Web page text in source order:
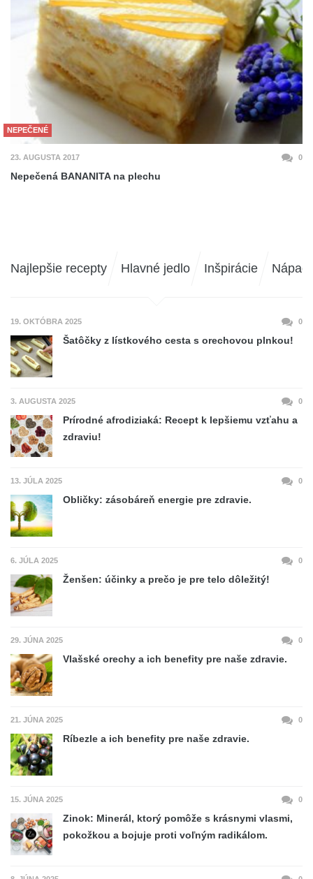
NEPEČENÉ
23. AUGUSTA 2017 0
Nepečená BANANITA na plechu
Najlepšie recepty Hlavné jedlo Inšpirácie
19. OKTÓBRA 2025 0
Šatôčky z lístkového cesta s orechovou plnkou!
3. AUGUSTA 2025 0
Prírodné afrodiziaká: Recept k lepšiemu vzťahu a
zdraviu!
13. JÚLA 2025 0
Obličky: zásobáreň energie pre zdravie.
6. JÚLA 2025 0
Ženšen: účinky a prečo je pre telo dôležitý!
29. JÚNA 2025 0
Vlašské orechy a ich benefity pre naše zdravie.
21. JÚNA 2025 0
Ríbezle a ich benefity pre naše zdravie.
15. JÚNA 2025 0
Zinok: Minerál, ktorý pomôže s krásnymi vlasmi,
pokožkou a bojuje proti voľným radikálom.